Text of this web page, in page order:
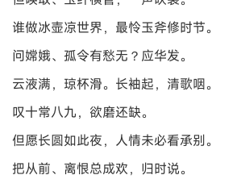
谁做冰壶凉世界，最怜玉斧修时节。
问嫦娥、孤令有愁无？应华发。
云液满，琼杯滑。长袖起，清歌咽。
叹十常八九，欲磨还缺。
但愿长圆如此夜，人情未必看承别。
把从前、离恨总成欢，归时说。